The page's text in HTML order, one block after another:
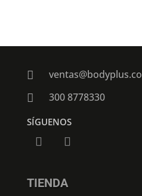
 ventas@bodyplus.co
 300 8778330
SÍGUENOS
TIENDA